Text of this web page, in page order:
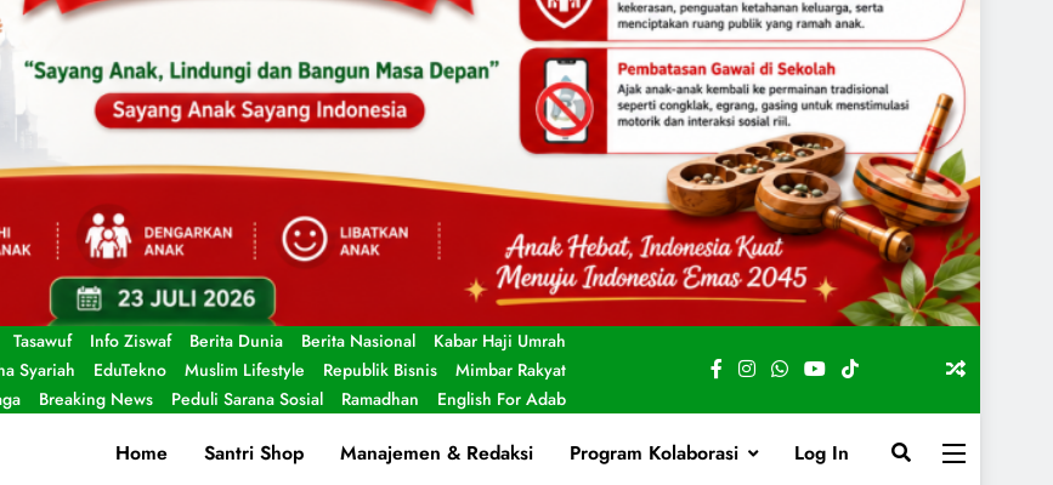
Tasawuf Info Ziswaf Berita Dunia Berita Nasional
Kabar Haji Umrah
Syariah EduTekno Muslim Lifestyle Republik Bisnis
Mimbar Rakyat
Breaking News Peduli Sarana Sosial Ramadhan English For Adab
Home Santri Shop Manajemen & Redaksi Program Kolaborasi Log In